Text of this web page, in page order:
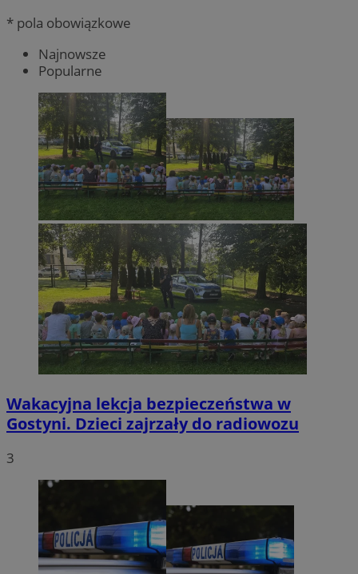
* pola obowiązkowe
Najnowsze
Popularne
Wakacyjna lekcja bezpieczeństwa w
Gostyni. Dzieci zajrzały do radiowozu
3